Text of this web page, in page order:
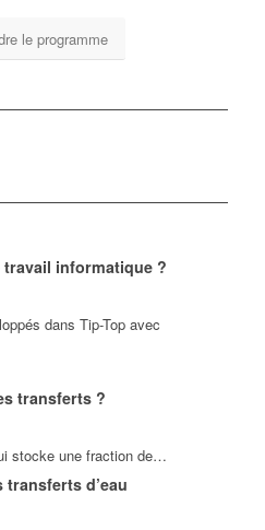
le programme
informatique ?
dans Tip-Top avec
transferts ?
stocke une fraction de…
transferts d’eau